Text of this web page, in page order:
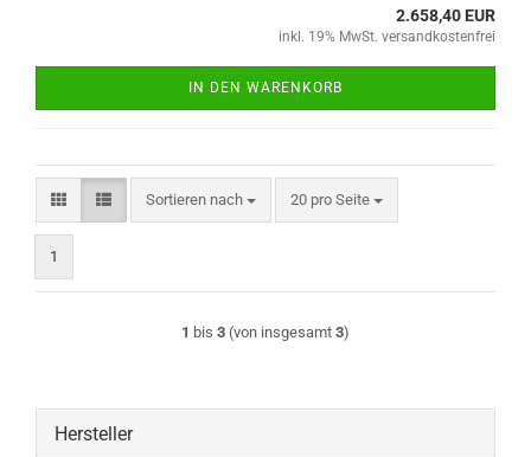
2.658,40 EUR
inkl. 19% MwSt. versandkostenfrei
IN DEN WARENKORB
Sortieren nach
Sortieren nach 20 pro Seite
pro Seite
1
1 bis 3 (von insgesamt 3)
Hersteller